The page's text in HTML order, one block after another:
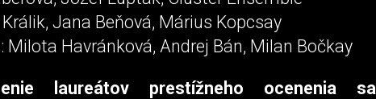
Jana Beňová, Márius Kopcsay
Milota Havránková, Andrej Bán, Milan Bočkay
laureátov prestížneho ocenenia sa